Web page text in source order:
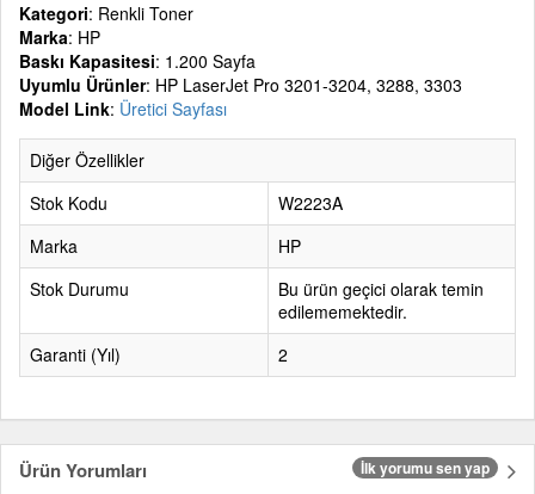
Kategori: Renkli Toner
Marka: HP
Baskı Kapasitesi: 1.200 Sayfa
Uyumlu Ürünler: HP LaserJet Pro 3201-3204, 3288, 3303
Model Link: Üretici Sayfası
Diğer Özellikler
Stok Kodu
W2223A
Marka
HP
Stok Durumu
Bu ürün geçici olarak temin
edilememektedir.
Garanti (Yıl)
2
Ürün Yorumları İlk yorumu sen yap